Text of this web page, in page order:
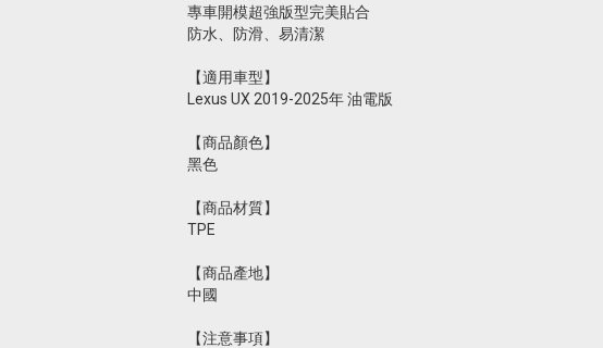
專車開模超強版型完美貼合
防水、防滑、易清潔
【適用車型】
Lexus UX 2019-2025年 油電版
【商品顏色】
黑色
【商品材質】
TPE
【商品產地】
中國
【注意事項】